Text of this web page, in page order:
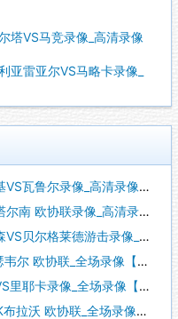
塔VS马竞录像_高清录像
雷亚尔VS马略卡录像_
录像_高清录像【全场回放】
联录像_高清录像【全场回放】
击录像_全场录像【视频集锦】
联_全场录像【视频集锦】
录像_全场录像【全场回放】
协联_全场录像【全场回放】